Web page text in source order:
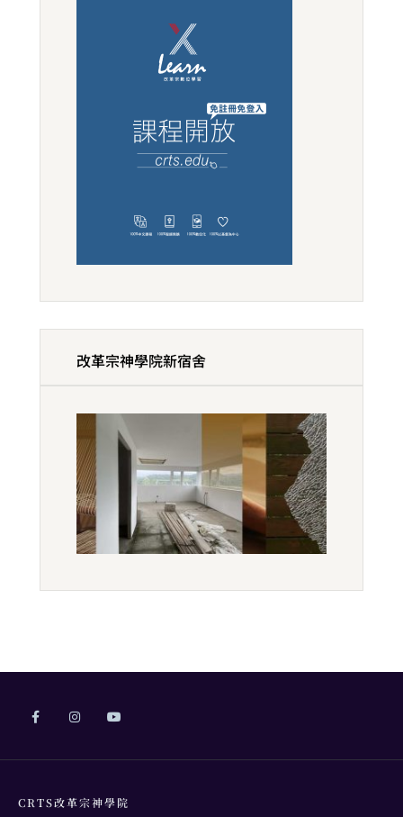
改革宗神學院新宿舍
CRTS改革宗神學院